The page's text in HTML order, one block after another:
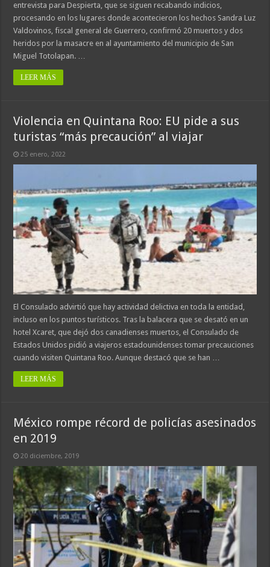
entrevista para Despierta, que se siguen recabando indicios,
procesando en los lugares donde acontecieron los hechos Sandra Luz
Valdovinos, fiscal general de Guerrero, confirmó 20 muertos y dos
heridos por la masacre en al ayuntamiento del municipio de San
Miguel Totolapan. …
LEER MÁS
Violencia en Quintana Roo: EU pide a sus
turistas “más precaución” al viajar
25 enero, 2022
El Consulado advirtió que hay actividad delictiva en toda la entidad,
incluso en los puntos turísticos. Tras la balacera que se desató en un
hotel Xcaret, que dejó dos canadienses muertos, el Consulado de
Estados Unidos pidió a viajeros estadounidenses tomar precauciones
cuando visiten Quintana Roo. Aunque destacó que se han …
LEER MÁS
México rompe récord de policías asesinados
en 2019
20 diciembre, 2019